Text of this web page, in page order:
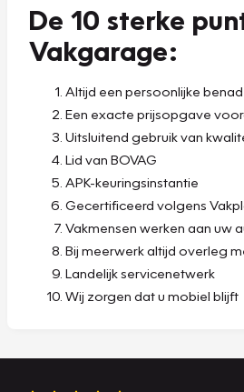
De 10 sterke
Vakgarage:
Altijd een persoonlijke
Een exacte prijsopgave
Uitsluitend gebruik van
Lid van BOVAG
APK-keuringsinstantie
Gecertificeerd volgens
Vakmensen werken aan uw
Bij meerwerk altijd overleg
Landelijk servicenetwerk
Wij zorgen dat u mobiel blijft